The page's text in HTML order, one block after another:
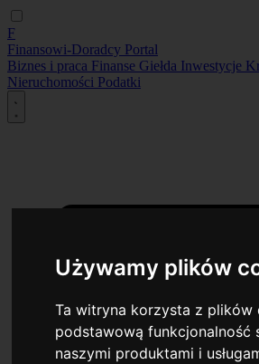
Używamy plików
Ta witryna korzysta z plików
podstawową funkcjonalność
naszymi produktami i
F
Finansowi-Doradcy Portal
Biznes i praca Finanse Giełda Inwestycje
Nieruchomości Podatki